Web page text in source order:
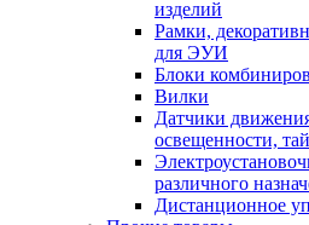
изделий
Рамки,
для ЭУИ
Блоки
Вилки
Датчики
освещенности,
различного
Дистанционное